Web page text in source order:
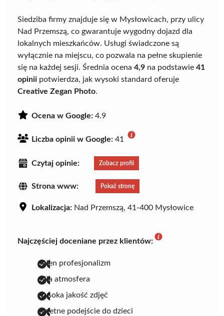
Siedziba firmy znajduje się w Mysłowicach, przy ulicy
Nad Przemszą, co gwarantuje wygodny dojazd dla
lokalnych mieszkańców. Usługi świadczone są
wyłącznie na miejscu, co pozwala na pełne skupienie
się na każdej sesji. Średnia ocena 4,9 na podstawie 41
opinii potwierdza, jak wysoki standard oferuje
Creative Zegan Photo.
Ocena w Google: 4.9
Liczba opinii w Google: 41
Czytaj opinie: Zobacz profil
Strona www: Pokaż stronę
Lokalizacja: Nad Przemszą, 41-400 Mysłowice
Najczęściej doceniane przez klientów:
pełen profesjonalizm
miła atmosfera
wysoka jakość zdjęć
świetne podejście do dzieci